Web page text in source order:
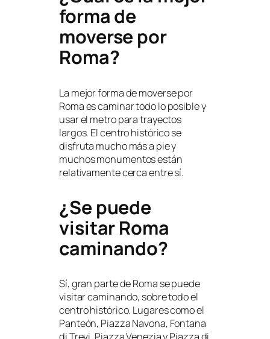
forma de
moverse por
Roma?
La mejor forma de moverse por
Roma es caminar todo lo posible y
usar el metro para trayectos
largos. El centro histórico se
disfruta mucho más a pie y
muchos monumentos están
relativamente cerca entre sí.
¿Se puede
visitar Roma
caminando?
Sí, gran parte de Roma se puede
visitar caminando, sobre todo el
centro histórico. Lugares como el
Panteón, Piazza Navona, Fontana